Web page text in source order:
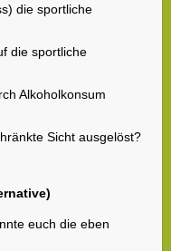
die sportliche
die sportliche
Alkoholkonsum
Sicht ausgelöst?
euch die eben